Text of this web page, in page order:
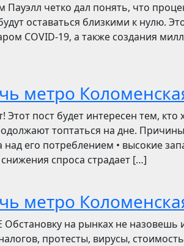
четко дал понять, что
оставаться близкими к нулю.
COVID-19, а также создания
метро
пост будет интересен тем, кто
топтаться на дне. Причины
его потреблением • высокие
спроса страдает […]
метро
на рынках не назовешь
протесты, вирусы, стоимость